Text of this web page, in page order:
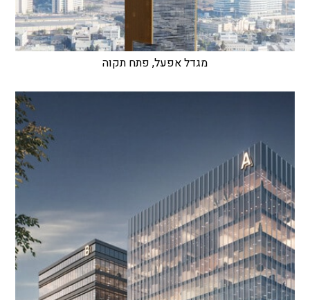
מגדל אפעל, פתח תקוה